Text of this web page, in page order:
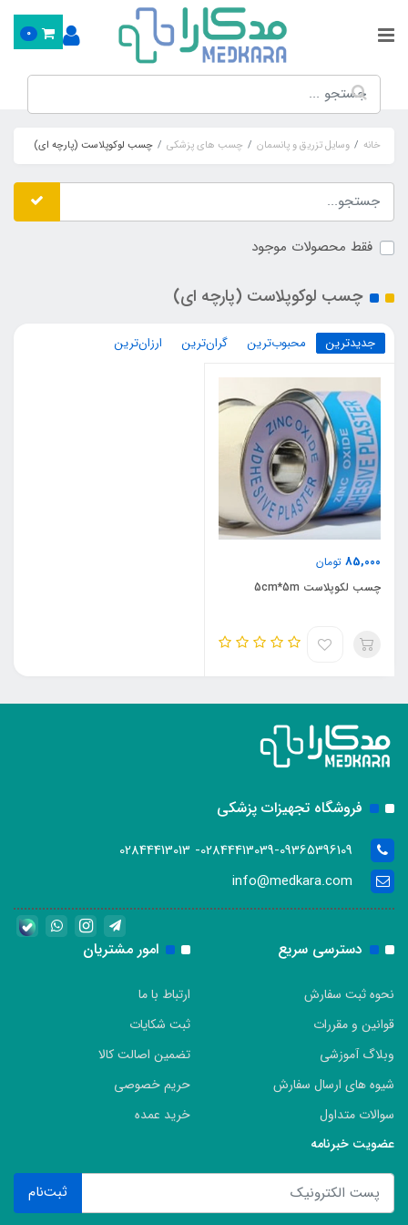
0
خانه وسایل تزریق و پانسمان چسب های پزشکی چسب لوکوپلاست (پارچه ای)
فقط محصولات موجود
چسب لوکوپلاست (پارچه ای)
جدیدترین محبوب‌ترین گران‌ترین ارزان‌ترین
85,000 تومان
چسب لکوپلاست 5cm*5m
فروشگاه تجهیزات پزشکی
02844413039-09365396109- 02844413013
info@medkara.com
دسترسی سریع
نحوه ثبت سفارش
قوانین و مقررات
وبلاگ آموزشی
شیوه های ارسال سفارش
سوالات متداول
امور مشتریان
ارتباط با ما
ثبت شکایات
تضمین اصالت کالا
حریم خصوصی
خرید عمده
عضویت خبرنامه
ثبت‌نام